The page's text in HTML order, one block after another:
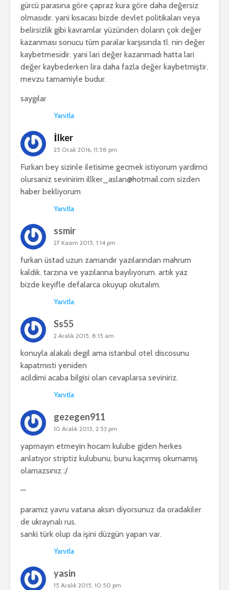
gürcü parasına göre çapraz kura göre daha değersiz
olmasıdır. yani kısacası bizde devlet politikaları veya
belirsizlik gibi kavramlar yüzünden doların çok değer
kazanması sonucu tüm paralar karşısında tl. nin değer
kaybetmesidir. yani lari değer kazanmadı hatta lari
değer kaybederken lira daha fazla değer kaybetmiştir.
mevzu tamamiyle budur.
saygılar
Yanıtla
İlker
25 Ocak 2016, 11:58 pm
Furkan bey sizinle iletisime gecmek istiyorum yardimci
olursaniz sevinirim illker_aslan@hotmail.com sizden
haber bekliyorum
Yanıtla
ssmir
27 Kasım 2015, 1:14 pm
furkan üstad uzun zamandır yazılarından mahrum
kaldık. tarzına ve yazılarına bayılıyorum. artık yaz
bizde keyifle defalarca okuyup okutalım.
Yanıtla
Ss55
2 Aralık 2015, 8:15 am
konuyla alakalı degil ama istanbul otel discosunu
kapatmısti yeniden
acildimi acaba bilgisi olan cevaplarsa seviniriz.
Yanıtla
gezegen911
10 Aralık 2015, 2:53 pm
yapmayın etmeyin hocam kulube giden herkes
anlatıyor striptiz kulubunu, bunu kaçırmış okumamış
olamazsınız :/
—
paramız yavru vatana aksın diyorsunuz da oradakiler
de ukraynalı rus.
sanki türk olup da işini düzgün yapan var.
Yanıtla
yasin
15 Aralık 2015, 10:50 pm